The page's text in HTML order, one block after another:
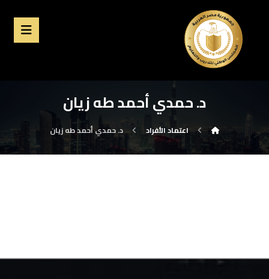
د. حمدي أحمد طه زيان
اعتماد الأفراد د. حمدي أحمد طه زيان